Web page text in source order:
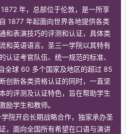
年，总部位于伦敦，是一所享
1877 年起面向世界各地提供各类
和表演技巧的评测和认证，具体类
和英语语言。圣三一学院以其特有
认证考官队伍、统一规范的标准、
全球 60 多个国家及地区的超过 85
创新各类资格认证的同时，一直坚
的评测及认证特色，旨在帮助学生
励学生和教师。
院开启长期战略合作，独家承办圣
，面向全国所有希望在口语与演讲